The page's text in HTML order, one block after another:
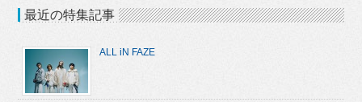
最近の特集記事
ALL iN FAZE